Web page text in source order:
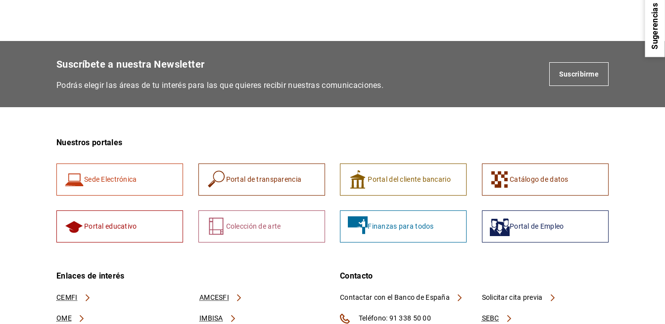
Sugerencias
Suscríbete a nuestra Newsletter
Podrás elegir las áreas de tu interés para las que quieres recibir nuestras comunicaciones.
Suscribirme
Nuestros portales
Sede Electrónica Portal de transparencia Portal del cliente bancario Catálogo de datos
Portal educativo Colección de arte Finanzas para todos Portal de Empleo
Enlaces de interés
CEMFI AMCESFI
OME IMBISA
Contacto
Contactar con el Banco de España
SEBC
Solicitar cita previa
Teléfono: 91 338 50 00